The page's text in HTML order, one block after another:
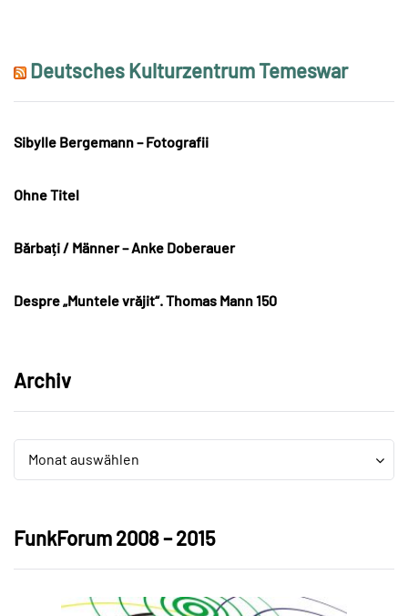
Deutsches Kulturzentrum Temeswar
Sibylle Bergemann – Fotografii
Ohne Titel
Bărbați / Männer – Anke Doberauer
Despre „Muntele vrăjit“. Thomas Mann 150
Archiv
Monat auswählen
Archiv
FunkForum 2008 – 2015